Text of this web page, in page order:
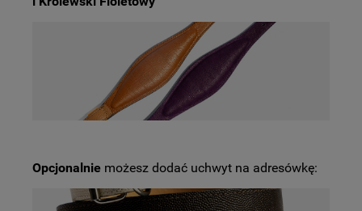
Opcjonalnie możesz dodać uchwyt na adresówkę: